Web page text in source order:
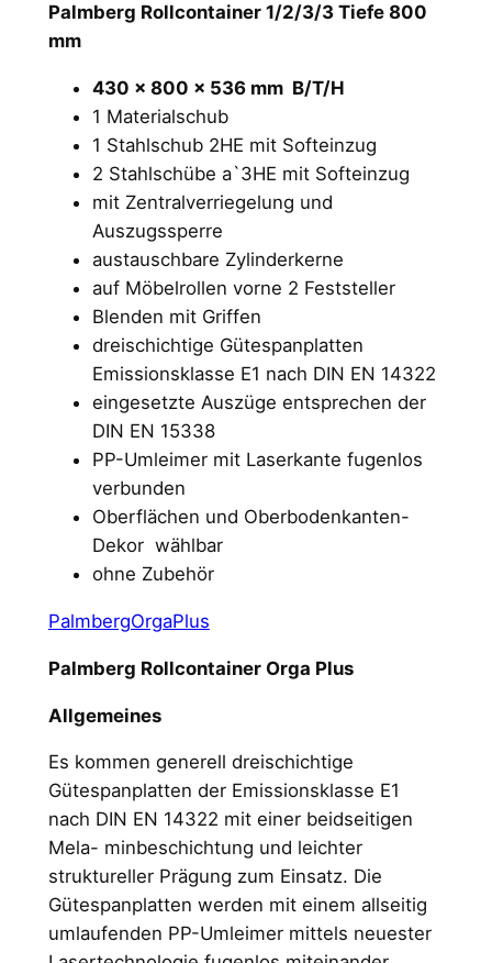
Palmberg Rollcontainer 1/2/3/3 Tiefe 800
mm
430 x 800 x 536 mm B/T/H
1 Materialschub
1 Stahlschub 2HE mit Softeinzug
2 Stahlschübe a`3HE mit Softeinzug
mit Zentralverriegelung und
Auszugssperre
austauschbare Zylinderkerne
auf Möbelrollen vorne 2 Feststeller
Blenden mit Griffen
dreischichtige Gütespanplatten
Emissionsklasse E1 nach DIN EN 14322
eingesetzte Auszüge entsprechen der
DIN EN 15338
PP-Umleimer mit Laserkante fugenlos
verbunden
Oberflächen und Oberbodenkanten-
Dekor wählbar
ohne Zubehör
PalmbergOrgaPlus
Palmberg Rollcontainer Orga Plus
Allgemeines
Es kommen generell dreischichtige
Gütespanplatten der Emissionsklasse E1
nach DIN EN 14322 mit einer beidseitigen
Mela- minbeschichtung und leichter
struktureller Prägung zum Einsatz. Die
Gütespanplatten werden mit einem allseitig
umlaufenden PP-Umleimer mittels neuester